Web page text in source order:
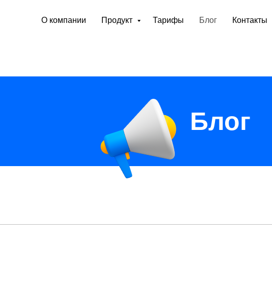
О компании Продукт Тарифы Блог Контакты
Блог